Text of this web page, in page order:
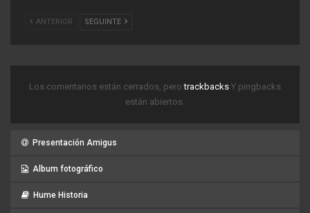
ANTERIOR SEGUINTE
Los comentarios están cerrados, perotrackbacks Y pingbacks
están abiertos.
Presentación Amigus
Album fotográfico
Hume Historia